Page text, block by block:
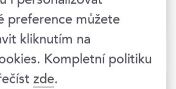
preference můžete
kliknutím na
Kompletní politiku
zde.